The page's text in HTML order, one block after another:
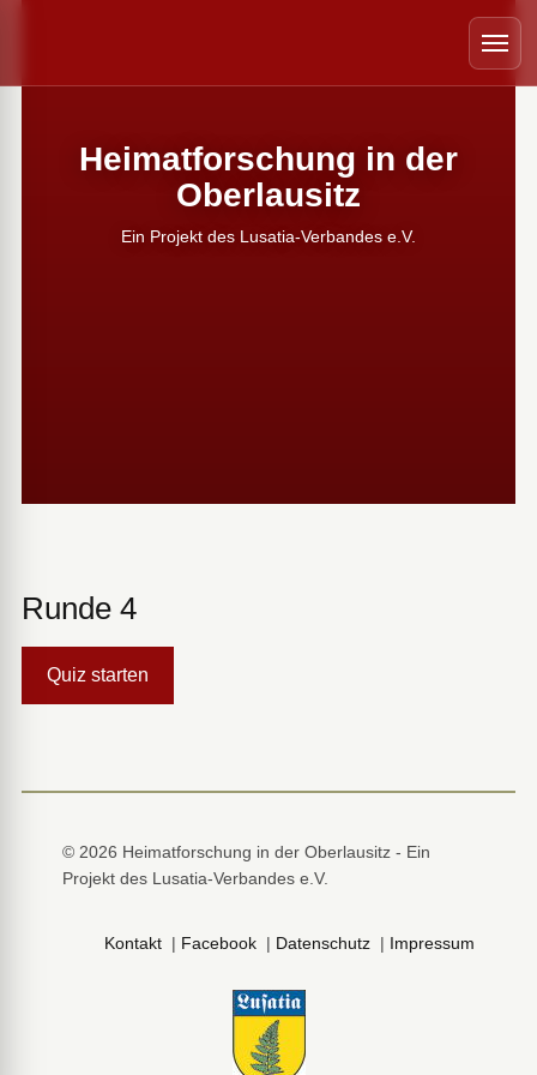
Heimatforschung in der
Oberlausitz
Ein Projekt des Lusatia-Verbandes e.V.
Runde 4
Quiz starten
© 2026 Heimatforschung in der Oberlausitz - Ein
Projekt des Lusatia-Verbandes e.V.
Kontakt | Facebook | Datenschutz | Impressum